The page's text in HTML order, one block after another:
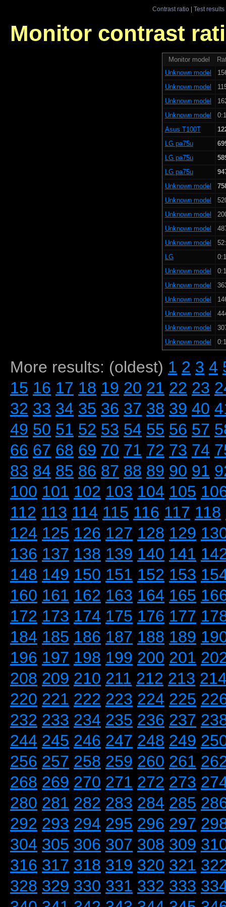
Contrast ratio| Test results
Monitor contrast
Monitor model
Unknown model
Unknown model
Unknown model
Unknown model
Asus T100T
LG pa75u
LG pa75u
LG pa75u
Unknown model
Unknown model
Unknown model
Unknown model
Unknown model
LG
Unknown model
Unknown model
Unknown model
Unknown model
Unknown model
Unknown model
More results: (oldest) 1 2 3 4
15 16 17 18 19 20 21 22 23
32 33 34 35 36 37 38 39 40
49 50 51 52 53 54 55 56 57
66 67 68 69 70 71 72 73 74
83 84 85 86 87 88 89 90 91
100 101 102 103 104 105
112 113 114 115 116 117 118
124 125 126 127 128 129
136 137 138 139 140 141
148 149 150 151 152 153
160 161 162 163 164 165
172 173 174 175 176 177
184 185 186 187 188 189
196 197 198 199 200 201
208 209 210 211 212 213
220 221 222 223 224 225
232 233 234 235 236 237
244 245 246 247 248 249
256 257 258 259 260 261
268 269 270 271 272 273
280 281 282 283 284 285
292 293 294 295 296 297
304 305 306 307 308 309
316 317 318 319 320 321
328 329 330 331 332 333